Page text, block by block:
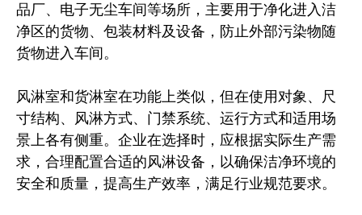
品厂、电子无尘车间等场所，主要用于净化进入洁
净区的货物、包装材料及设备，防止外部污染物随
货物进入车间。
风淋室和货淋室在功能上类似，但在使用对象、尺
寸结构、风淋方式、门禁系统、运行方式和适用场
景上各有侧重。企业在选择时，应根据实际生产需
求，合理配置合适的风淋设备，以确保洁净环境的
安全和质量，提高生产效率，满足行业规范要求。